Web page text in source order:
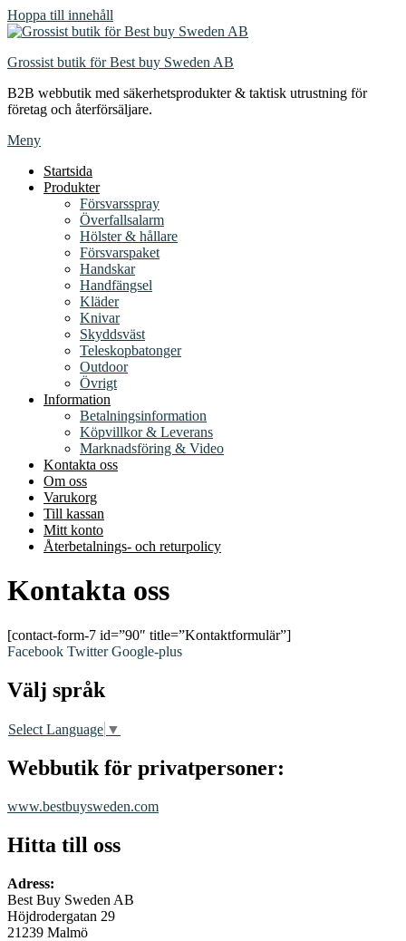
Hoppa till innehåll
Grossist butik för Best buy Sweden AB
B2B webbutik med säkerhetsprodukter & taktisk utrustning för
företag och återförsäljare.
Meny
Startsida
Produkter
Försvarsspray
Överfallsalarm
Hölster & hållare
Försvarspaket
Handskar
Handfängsel
Kläder
Knivar
Skyddsväst
Teleskopbatonger
Outdoor
Övrigt
Information
Betalningsinformation
Köpvillkor & Leverans
Marknadsföring & Video
Kontakta oss
Om oss
Varukorg
Till kassan
Mitt konto
Återbetalnings- och returpolicy
Kontakta oss
[contact-form-7 id=”90″ title=”Kontaktformulär”]
Facebook Twitter Google-plus
Välj språk
Select Language ▼
Webbutik för privatpersoner:
www.bestbuysweden.com
Hitta till oss
Adress:
Best Buy Sweden AB
Höjdrodergatan 29
21239 Malmö